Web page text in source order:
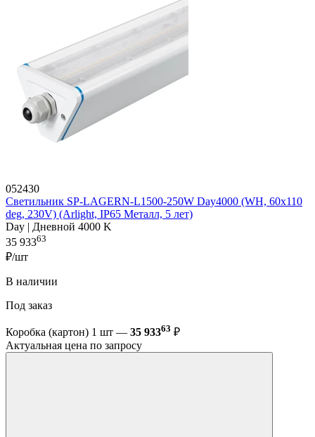
052430
Светильник SP-LAGERN-L1500-250W Day4000 (WH, 60х110
deg, 230V) (Arlight, IP65 Металл, 5 лет)
Day | Дневной 4000 K
35 93363
₽/шт
В наличии
Под заказ
Коробка (картон) 1 шт — 35 93363 ₽
Актуальная цена по запросу